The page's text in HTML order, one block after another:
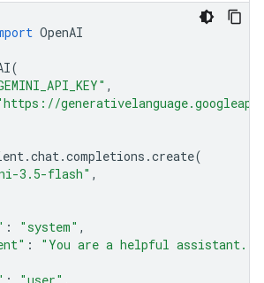
OpenAI
(
,
.chat.completions .create(
3.5-flash" ,
: "system" ,
:
"You are a helpful assistant."